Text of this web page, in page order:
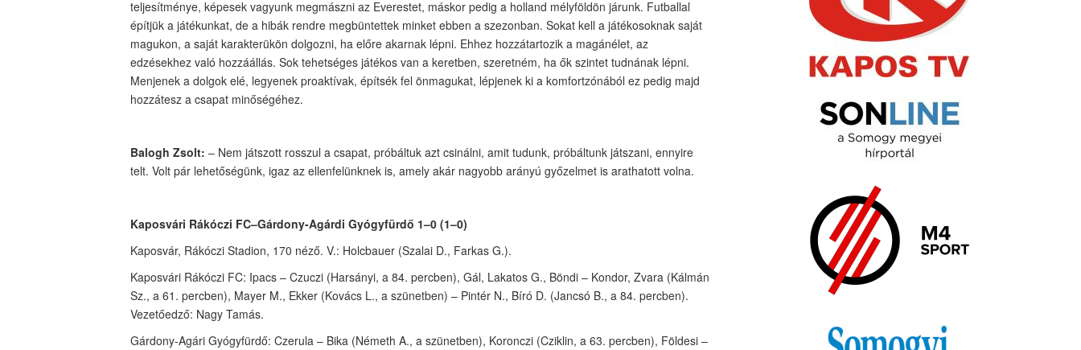
teljesítménye, képesek vagyunk megmászni az Everestet, máskor pedig a holland mélyföldön járunk. Futballal
építjük a játékunkat, de a hibák rendre megbüntettek minket ebben a szezonban. Sokat kell a játékosoknak saját
magukon, a saját karakterükön dolgozni, ha előre akarnak lépni. Ehhez hozzátartozik a magánélet, az
edzésekhez való hozzáállás. Sok tehetséges játékos van a keretben, szeretném, ha ők szintet tudnának lépni.
Menjenek a dolgok elé, legyenek proaktívak, építsék fel önmagukat, lépjenek ki a komfortzónából ez pedig majd
hozzátesz a csapat minőségéhez.
Balogh Zsolt: – Nem játszott rosszul a csapat, próbáltuk azt csinálni, amit tudunk, próbáltunk játszani, ennyire
telt. Volt pár lehetőségünk, igaz az ellenfelünknek is, amely akár nagyobb arányú győzelmet is arathatott volna.
Kaposvári Rákóczi FC–Gárdony-Agárdi Gyógyfürdő 1–0 (1–0)
Kaposvár, Rákóczi Stadion, 170 néző. V.: Holcbauer (Szalai D., Farkas G.).
Kaposvári Rákóczi FC: Ipacs – Czuczi (Harsányi, a 84. percben), Gál, Lakatos G., Böndi – Kondor, Zvara (Kálmán
Sz., a 61. percben), Mayer M., Ekker (Kovács L., a szünetben) – Pintér N., Bíró D. (Jancsó B., a 84. percben).
Vezetőedző: Nagy Tamás.
Gárdony-Agári Gyógyfürdő: Czerula – Bika (Németh A., a szünetben), Koronczi (Cziklin, a 63. percben), Földesi –